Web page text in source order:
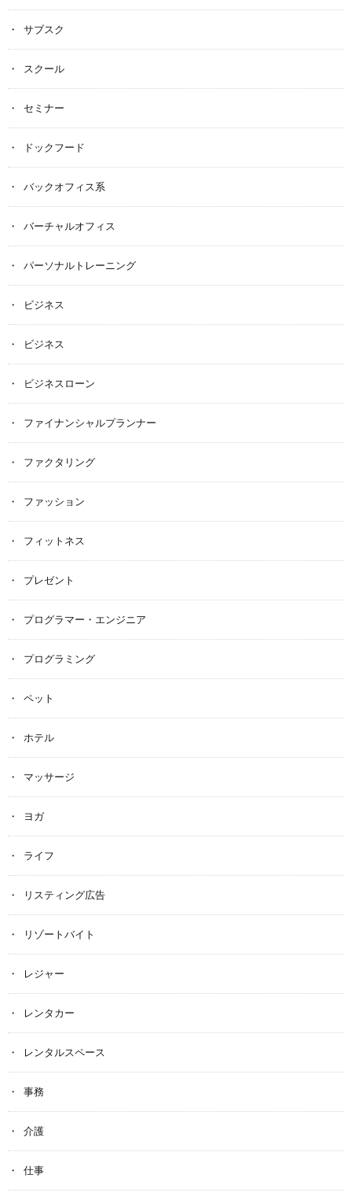
サブスク
スクール
セミナー
ドックフード
バックオフィス系
バーチャルオフィス
パーソナルトレーニング
ビジネス
ビジネス
ビジネスローン
ファイナンシャルプランナー
ファクタリング
ファッション
フィットネス
プレゼント
プログラマー・エンジニア
プログラミング
ペット
ホテル
マッサージ
ヨガ
ライフ
リスティング広告
リゾートバイト
レジャー
レンタカー
レンタルスペース
事務
介護
仕事